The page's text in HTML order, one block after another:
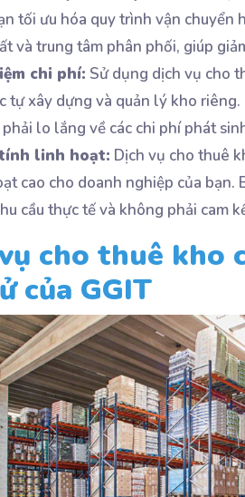
tối ưu hóa quy trình vận chuyển
và trung tâm phân phối, giúp
chi phí: Sử dụng dịch vụ cho
tự xây dựng và quản lý kho
lo lắng về các chi phí phát
linh hoạt: Dịch vụ cho thuê
cao cho doanh nghiệp của
cầu thực tế và không phải cam
cho thuê kho
của GGIT